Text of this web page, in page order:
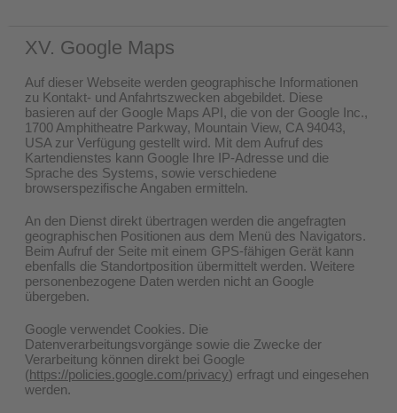
XV. Google Maps
Auf dieser Webseite werden geographische Informationen
zu Kontakt- und Anfahrtszwecken abgebildet. Diese
basieren auf der Google Maps API, die von der Google Inc.,
1700 Amphitheatre Parkway, Mountain View, CA 94043,
USA zur Verfügung gestellt wird. Mit dem Aufruf des
Kartendienstes kann Google Ihre IP-Adresse und die
Sprache des Systems, sowie verschiedene
browserspezifische Angaben ermitteln.
An den Dienst direkt übertragen werden die angefragten
geographischen Positionen aus dem Menü des Navigators.
Beim Aufruf der Seite mit einem GPS-fähigen Gerät kann
ebenfalls die Standortposition übermittelt werden. Weitere
personenbezogene Daten werden nicht an Google
übergeben.
Google verwendet Cookies. Die
Datenverarbeitungsvorgänge sowie die Zwecke der
Verarbeitung können direkt bei Google
(https://policies.google.com/privacy) erfragt und eingesehen
werden.